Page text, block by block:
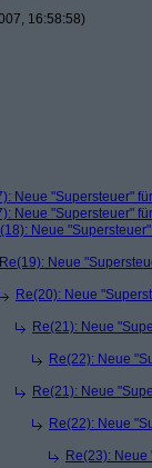
16:58:58)
Neue "Supersteuer"
Neue "Supersteuer"
Neue
Re(19): Neue
Re(20): Neue
Re(21): Neue
Re(22): Neue
Re(21): Neue
Re(22): Neue
Re(23):